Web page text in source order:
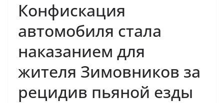
Конфискация
автомобиля стала
наказанием для
жителя Зимовников за
рецидив пьяной езды